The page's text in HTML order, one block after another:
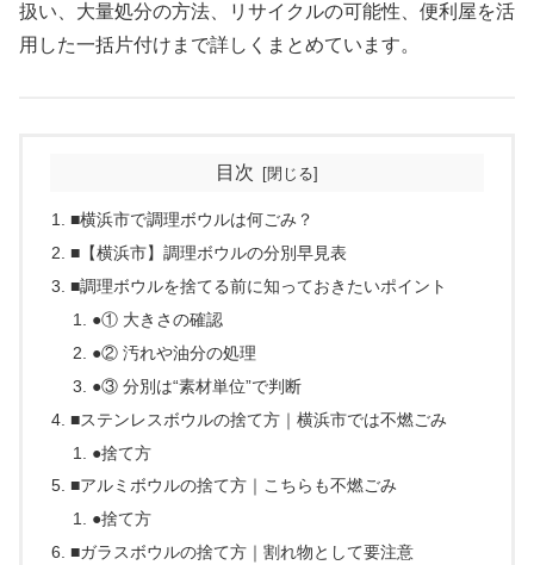
扱い、大量処分の方法、リサイクルの可能性、便利屋を活
用した一括片付けまで詳しくまとめています。
目次
■横浜市で調理ボウルは何ごみ？
■【横浜市】調理ボウルの分別早見表
■調理ボウルを捨てる前に知っておきたいポイント
●① 大きさの確認
●② 汚れや油分の処理
●③ 分別は“素材単位”で判断
■ステンレスボウルの捨て方｜横浜市では不燃ごみ
●捨て方
■アルミボウルの捨て方｜こちらも不燃ごみ
●捨て方
■ガラスボウルの捨て方｜割れ物として要注意